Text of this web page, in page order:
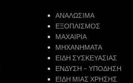
ΑΝΑΛΩΣΙΜΑ
ΕΞΟΠΛΙΣΜΟΣ
ΜΑΧΑΙΡΙΑ
ΜΗΧΑΝΗΜΑΤΑ
ΕΙΔΗ ΣΥΣΚΕΥΑΣΙΑΣ
ΕΝΔΥΣΗ – ΥΠΟΔΗΣΗ
ΕΙΔΗ ΜΙΑΣ ΧΡΗΣΗΣ